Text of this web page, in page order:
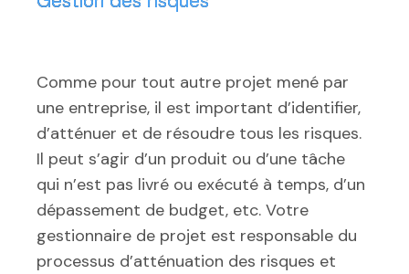
Comme pour tout autre projet mené par
une entreprise, il est important d’identifier,
d’atténuer et de résoudre tous les risques.
Il peut s’agir d’un produit ou d’une tâche
qui n’est pas livré ou exécuté à temps, d’un
dépassement de budget, etc. Votre
gestionnaire de projet est responsable du
processus d’atténuation des risques et